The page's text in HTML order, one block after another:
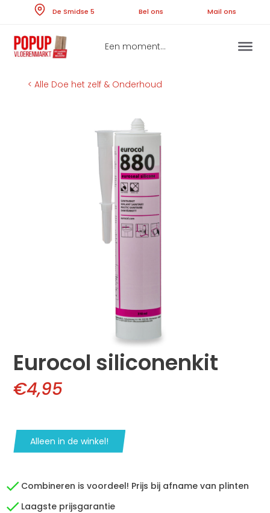
content
De Smidse 5
Een moment...
< Alle Doe het zelf & Onderhoud
Eurocol siliconenkit
€4,95
Alleen in de winkel!
Combineren is voordeel! Prijs bij afname van plinten
Laagste prijsgarantie